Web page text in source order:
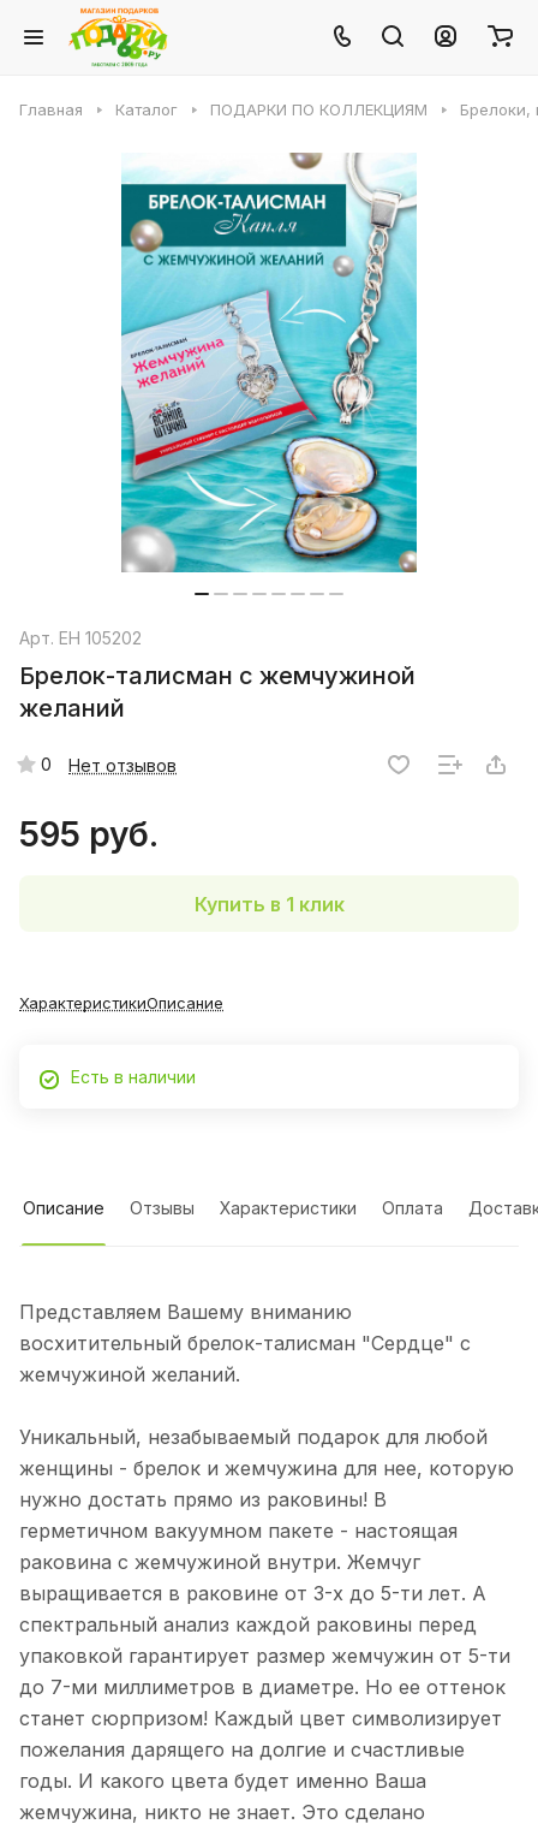
Главная Каталог ПОДАРКИ ПО КОЛЛЕКЦИЯМ Брелоки,
Арт. EH 105202
Брелок-талисман с жемчужиной
желаний
0 Нет отзывов
595 руб.
Купить в 1 клик
ХарактеристикиОписание
Есть в наличии
Описание Отзывы Характеристики Оплата
Представляем Вашему вниманию
восхитительный брелок-талисман "Сердце" с
жемчужиной желаний.
Уникальный, незабываемый подарок для любой
женщины - брелок и жемчужина для нее, которую
нужно достать прямо из раковины! В
герметичном вакуумном пакете - настоящая
раковина с жемчужиной внутри. Жемчуг
выращивается в раковине от 3-х до 5-ти лет. А
спектральный анализ каждой раковины перед
упаковкой гарантирует размер жемчужин от 5-ти
до 7-ми миллиметров в диаметре. Но ее оттенок
станет сюрпризом! Каждый цвет символизирует
пожелания дарящего на долгие и счастливые
годы. И какого цвета будет именно Ваша
жемчужина, никто не знает. Это сделано